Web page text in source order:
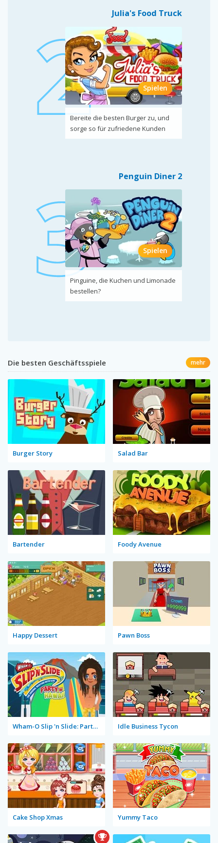
Julia's Food Truck
Spielen
Bereite die besten Burger zu, und
sorge so für zufriedene Kunden
Penguin Diner 2
Spielen
Pinguine, die Kuchen und Limonade
bestellen?
Die besten Geschäftsspiele mehr
Burger Story Salad Bar
Bartender Foody Avenue
Happy Dessert Pawn Boss
Wham-O Slip 'n Slide: Party in Hawaii Idle Business Tycon
Cake Shop Xmas Yummy Taco